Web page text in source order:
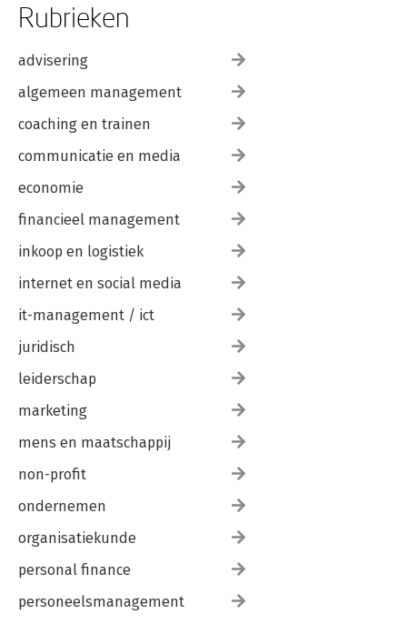
Rubrieken
advisering
algemeen management
coaching en trainen
communicatie en media
economie
financieel management
inkoop en logistiek
internet en social media
it-management / ict
juridisch
leiderschap
marketing
mens en maatschappij
non-profit
ondernemen
organisatiekunde
personal finance
personeelsmanagement